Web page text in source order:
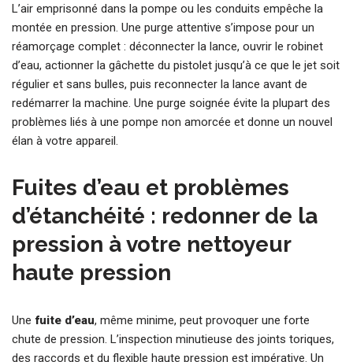
L’air emprisonné dans la pompe ou les conduits empêche la
montée en pression. Une purge attentive s’impose pour un
réamorçage complet : déconnecter la lance, ouvrir le robinet
d’eau, actionner la gâchette du pistolet jusqu’à ce que le jet soit
régulier et sans bulles, puis reconnecter la lance avant de
redémarrer la machine. Une purge soignée évite la plupart des
problèmes liés à une pompe non amorcée et donne un nouvel
élan à votre appareil.
Fuites d’eau et problèmes
d’étanchéité : redonner de la
pression à votre nettoyeur
haute pression
Une fuite d’eau, même minime, peut provoquer une forte
chute de pression. L’inspection minutieuse des joints toriques,
des raccords et du flexible haute pression est impérative. Un